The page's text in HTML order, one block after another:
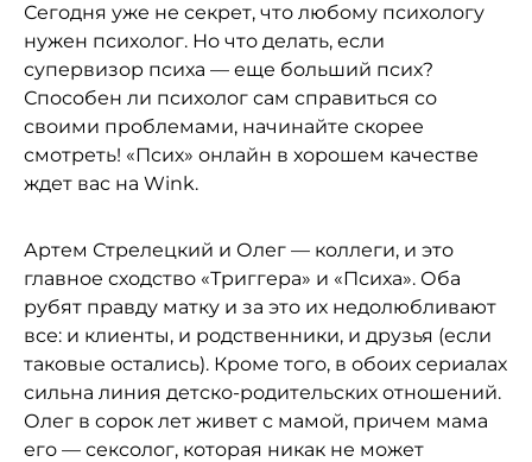
Сегодня уже не секрет, что любому психологу
нужен психолог. Но что делать, если
супервизор психа — еще больший псих?
Способен ли психолог сам справиться со
своими проблемами, начинайте скорее
смотреть! «Псих» онлайн в хорошем качестве
ждет вас на Wink.
Артем Стрелецкий и Олег — коллеги, и это
главное сходство «Триггера» и «Психа». Оба
рубят правду матку и за это их недолюбливают
все: и клиенты, и родственники, и друзья (если
таковые остались). Кроме того, в обоих сериалах
сильна линия детско-родительских отношений.
Олег в сорок лет живет с мамой, причем мама
его — сексолог, которая никак не может